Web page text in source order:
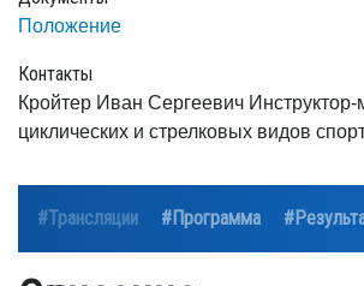
Положение
Контакты
Кройтер Иван Сергеевич Инструктор-
циклических и стрелковых видов
#Трансляции #Программа